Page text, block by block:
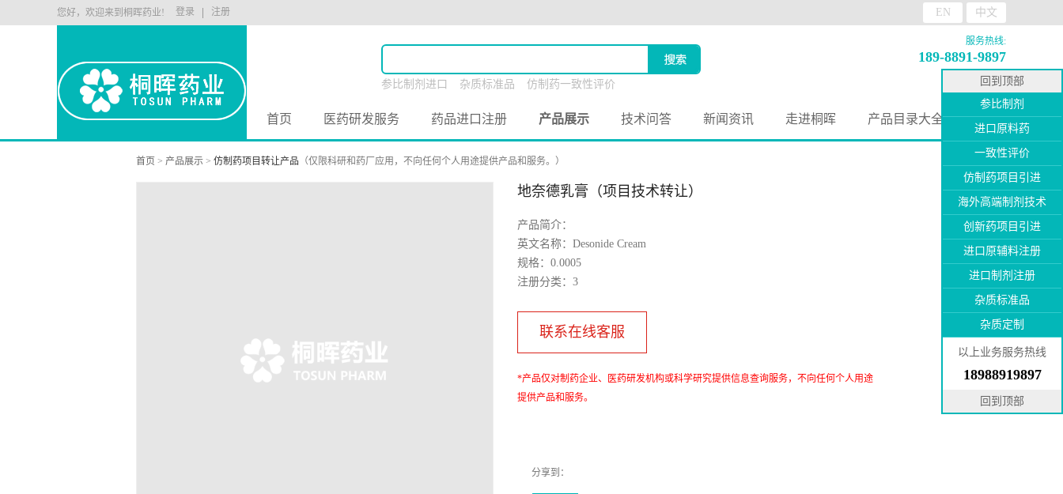
您好，欢迎来到桐晖药业! EN 中文
注册
登录
服务热线:
189-8891-9897
参比制剂进口 杂质标准品
仿制药一致性评价
首页 医药研发服务 药品进口注册 产品展示 技术问答 新闻资讯 走进桐晖 产品目录大全
首页 > 产品展示 > 仿制药项目转让产品 （仅限科研和药厂应用，不向任何个人用途提供产品和服务。）
地奈德乳膏（项目技术转让）
产品简介：
英文名称：Desonide Cream
规格：0.0005
注册分类：3
联系在线客服
*产品仅对制药企业、医药研发机构或科学研究提供信息查询服务，不向任何个人用途
提供产品和服务。
回到顶部
参比制剂
进口原料药
一致性评价
仿制药项目引进
海外高端制剂技术
创新药项目引进
进口原辅料注册
进口制剂注册
杂质标准品
杂质定制
以上业务服务热线
18988919897
回到顶部